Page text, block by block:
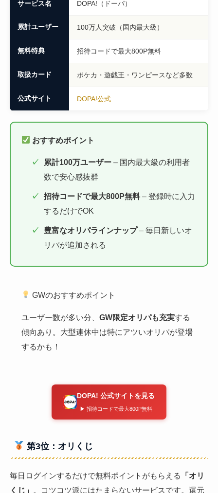
サービス名 DOPA!（ドーパ）
累計ユーザー 100万人突破（国内最大級）
無料特典 招待コードで最大800P無料
取扱カード ポケカ・遊戯王・ワンピースなど多数
公式サイト DOPA!公式
おすすめポイント
累計100万ユーザー – 国内最大級の利用者
数で安心感抜群
招待コードで最大800P無料– 登録時に入力
するだけでOK
豊富なオリパラインナップ– 毎日新しいオ
リパが追加される
GWのおすすめポイント
ユーザー数が多い分、 GW限定オリパも充実する
傾向あり。大型連休中は特にアツいオリパが登場
するかも！
DOPA! 公式サイトを見る
▶ 招待コードで最大800P無料
第3位：オリくじ
毎日ログインするだけで無料ポイントがもらえる
「オリ
くじ」
。コツコツ派にはたまらないサービスです。還元